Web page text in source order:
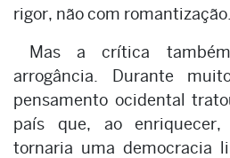
rigor, não com romantização.
Mas a crítica
arrogância. Durante
pensamento ocidental
país que, ao enriquecer,
tornaria uma democracia